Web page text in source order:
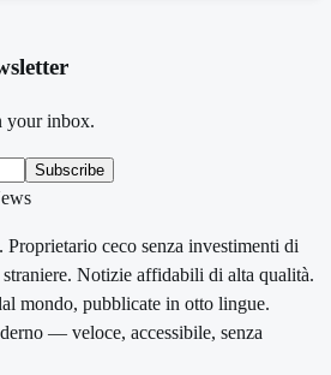
your inbox.
Subscribe
ceco senza investimenti di
Notizie affidabili di alta qualità.
mondo, pubblicate in otto lingue.
— veloce, accessibile, senza